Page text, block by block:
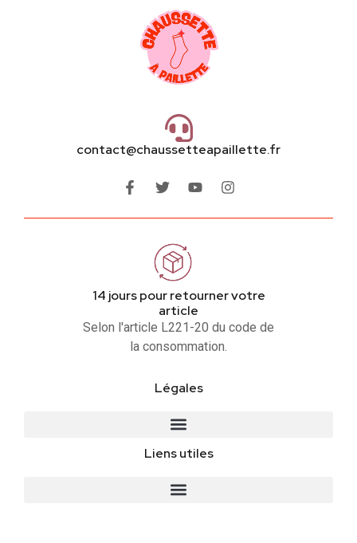
contact@chaussetteapaillette.fr
14 jours pour retourner votre
article
Selon l'article L221-20 du code de
la consommation.
Légales
Liens utiles